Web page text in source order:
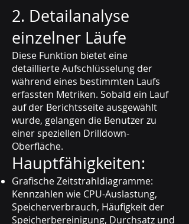
2. Detailanalyse
einzelner Läufe
Diese Funktion bietet eine
detaillierte Aufschlüsselung der
während eines bestimmten Laufs
erfassten Metriken. Sobald ein Lauf
auf der Berichtsseite ausgewählt
wurde, gelangen die Benutzer zu
einer speziellen Drilldown-
Oberfläche.
Hauptfähigkeiten:
Grafische Zeitstrahldiagramme:
Kennzahlen wie CPU-Auslastung,
Speicherverbrauch, Häufigkeit der
Speicherbereinigung, Durchsatz und